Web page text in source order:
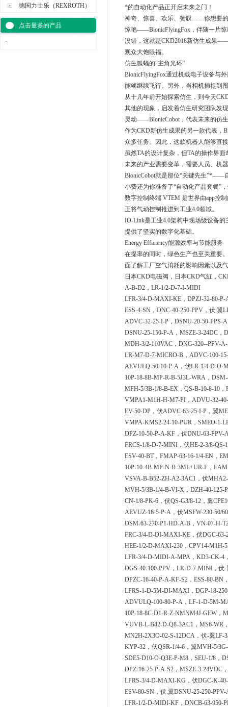
德国力士乐（REXROTH）
点击量多的产品
·
*的自动化产品正开启未来之门！
神奇、惊喜、欢乐、赞叹……你想要
惊艳——BionicFlyingFox，伴随一片惊
没错，这就是CKD2018新仿生成果
观众大饱眼福。
仿生狐蝠的“主角光环”
BionicFlyingFox通过机载电子设备与
能够继续飞行。另外，当相机捕捉到
从十几年前开始探索仿生，到今天
其他的现象，启发着仿生研究团队发
灵动——BionicCobot，代表未来的仿
作为CKD新仿生成果的另一款代表，
众多任务。因此，这款机器人能够直
虽然TA的设计复杂，但TA的操作界
未来的产业需要变革，需要人员、机
BionicCobot就是那位“关键先生”*——
小费还为你准备了“自动化产品套餐”
数字控制终端 VTEM 是世界由app控
正将气动控制推进到工业4.0领域。
IO-Link是工业4.0架构中现场级设备
提供了坚实的数字化基础。
Energy Efficiency能源效率与节能服务
在提率的同时，绿色生产也至关重要
面了解工厂空气消耗的影响因素以及
日本CKD电磁阀，日本CKD气缸，
A-B-D2，LR-1/2-D-7-I-MIDI
LFR-3/4-D-MAXI-KE，DPZJ-32-80-P-
ESS-4-SN，DNC-40-250-PPV，伏.翼
ADVC-32-25-I-P，DSNU-20-50-PPS-
DSNU-25-150-P-A，MSZE-3-24DC，
MDH-3/2-110VAC，DNG-320--PPV-
LR-M7-D-7-MICRO-B，ADVC-100-
AEVULQ-50-10-P-A，伏LR-1/4-D-O-
10P-18-8B-MP-R-B-5J3L-WRA，
MFH-5/3B-1/8-B-EX，QS-B-10-8-10
VMPA1-M1H-H-M7-PI，ADVU-32-
EV-50-DP，伏ADVC-63-25-I-P，翼
VMPA-KMS2-24-10-PUR，SMEO-1-
DPZ-10-50-P-A-KF，伏DNU-63-
FRCS-1/8-D-7-MINI，伏HE-2-3/8-QS-
ESV-40-BT，FMAP-63-16-1/4-EN，
10P-10-4B-MP-N-B-3ML+UR-F，
VSVA-B-B52-ZH-A2-3AC1，伏
MVH-5/3B-1/4-B-VI-X，DZH-40-125-
CN-1/8-PK-6，伏QS-G3/8-12，翼
AEVUZ-16-5-P-A，伏MSFW-230-50/
DSM-63-270-P1-HD-A-B，VN-07-H-
FRC-3/4-D-DI-MAXI-KE，伏DGC-63-
HEE-1/2-D-MAXI-230，CPV14-M1H-
LFR-3/4-D-MIDI-A-MPA，KD3-CK-4
DGS-40-100-PPV，LR-D-7-MINI，伏-
DPZC-16-40-P-A-KF-S2，ESS-80-BN
LFRS-1-D-5M-DI-MAXI，DGP-18-
ADVULQ-100-80-P-A，LF-1-D-5M-
10P-18-8C-D1-R-Z-NMNM4J-GEW，
VUVB-L-B42-D-Q8-3AC1，MS6-WR
MN2H-2X3O-02-S-12DCA，伏-翼LF-
KYP-32，伏QSR-1/4-6，翼MVH-5/
SDE5-D10-O-Q3E-P-M8，SEU-1/8，
DPZ-16-25-P-A-S2，MSZE-3-24VDC
LFRS-3/4-D-MAXI-KG，伏DGC-K-
ESV-80-SN，伏.翼DSNU-25-250-
LFR-1/2-D-MIDI-KF，DNCB-63-950-